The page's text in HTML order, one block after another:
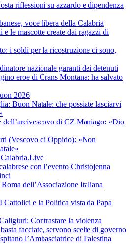
riflessioni su azzardo e dipendenza
voce libera della Calabria
le mascotte create dai ragazzi di
i soldi per la ricostruzione ci sono,
nazionale garanti dei detenuti
eroe di Crans Montana: ha salvato
2026
Buon Natale: che possiate lasciarvi
dell’arcivescovo di CZ Maniago: «Dio
(Vescovo di Oppido): «Non
con l’evento Christojenna
dell’Associazione Italiana
Cattolici e la Politica vista da Papa
Contrastare la violenza
facciate, servono scelte di governo
l’Ambasciatrice di Palestina